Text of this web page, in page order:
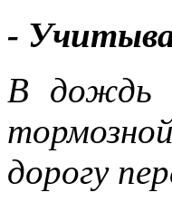
-
В дождь
дорогу